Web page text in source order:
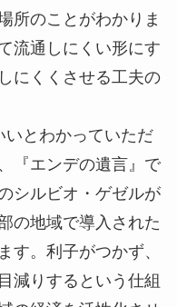
所のことがわかりま
流通しにくい形にす
にくくさせる工夫の
いとわかっていただ
『エンデの遺言』で
シルビオ・ゲゼルが
の地域で導入された
す。利子がつかず、
減りするという仕組